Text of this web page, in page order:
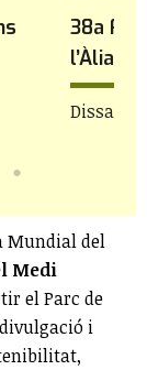
38a
l’Àlia
Dissabte
Mundial del
Medi
el Parc de
i